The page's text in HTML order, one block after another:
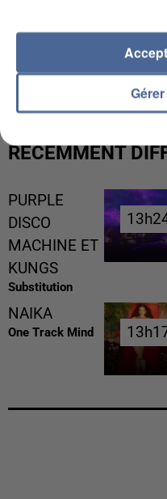
GABRIEL ATTAL ET
VISÉS PAR DES
RÉCEMMENT
PURPLE
DISCO
MACHINE ET
KUNGS
Substitution
NAIKA
One Track Mind